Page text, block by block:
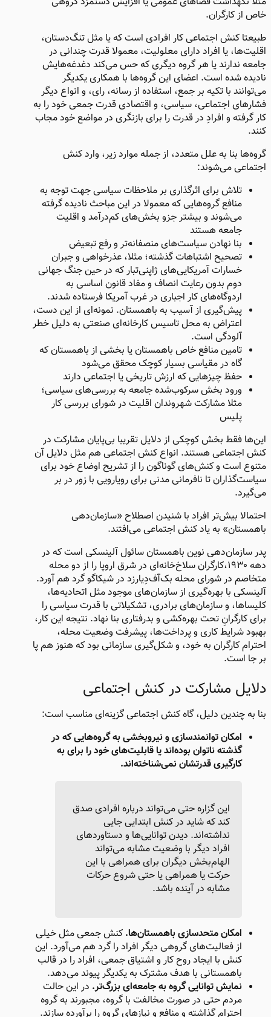
خاص از کارگران.
طبیعتا کنش اجتماعی کار افرادی است که یا مثل تنگ‌دستان،
اقلیت‌ها، یا افراد دارای معلولیت، معمولا قدرت چندانی در
جامعه ندارند یا هر گروه دیگری که حس می‌کند دغدغه‌هایش
نادیده شده است. اعضای این گروه‌ها با همکاری یکدیگر
می‌توانند با تکیه بر جمع، استفاده از رسانه، رای، و انواع دیگر
فشارهای اجتماعی، سیاسی، و اقتصادی قدرت جمعی خود را به
کار گرفته و افرادِ در قدرت را برای بازنگری در مواضع خود مجاب
کنند.
گروه‌ها بنا به علل متعدد، از جمله موارد زیر، وارد کنش
اجتماعی می‌شوند:
تلاش برای اثرگذاری بر ملاحظات سیاسی جهت توجه به
منافع گروه‌هایی که معمولا در این مباحث نادیده گرفته
می‌شوند و بیشتر جزو بخش‌های کم‌درآمد و اقلیت
جامعه هستند
بنا نهادن سیاست‌های منصفانه‌تر و رفع تبعیض
تصحیح اشتباهات گذشته؛ مثلا، عذرخواهی و جبران
خسارات آمریکایی‌های ژاپنی‌تبار که در حین جنگ جهانی
دوم بدون رعایت انصاف و مفاد قانون اساسی به
اردوگاه‌های کار اجباری در غرب آمریکا فرستاده شدند.
پیش‌گیری از آسیب به باهمستان. نمونه‌ای از این دست،
اعتراض به محل تاسیس کارخانه‌ای صنعتی به دلیل خطر
آلودگی است.
تامین منافع خاص باهمستان یا بخشی از باهمستان که
گاه در مقیاسی بسیار کوچک محقق می‌شود
حفظ چیزهایی که ارزش تاریخی یا اجتماعی دارند
ورود بخش سرکوب‌شده جامعه به بررسی‌های سیاسی؛
مثلا مشارکت شهروندان اقلیت در شورای بررسی کار
پلیس​
این‌ها فقط بخش کوچکی از دلایل تقریبا بی‌پایان مشارکت در
کنش اجتماعی هستند. انواع کنش اجتماعی هم مثل دلایل آن
متنوع است و کنش‌های گوناگون را از تشریح اوضاع خود برای
سیاست‌گذاران تا نافرمانی مدنی برای رویارویی با زور در بر
می‌گیرد.
احتمالا بیش‌تر افراد با شنیدن اصطلاح «سازمان‌دهی
باهمستان» به یاد کنش اجتماعی می‌افتند.
پدر سازمان‌دهی نوین باهمستان سائول آلینسکی است که در
دهه ۱۹۳۰،کارگران سلاخ‌خانه‌ای در شرق اروپا را از دو محله
متخاصم در شورای محله بک‌آف‌دِ‌یارزد در شیکاگو گرد هم آورد.
آلینسکی با بهره‌گیری از سازمان‌های موجود مثل اتحادیه‌ها،
کلیساها، و سازمان‌های برادری، تشکیلاتی با قدرت سیاسی را
برای کارگرانِ تحت بهره‌کشی و بدرفتاری بنا نهاد. نتیجه این کار،
بهبود شرایط کاری و پرداخت‌ها، پیشرفت وضعیت محله،
احترام کارگران به خود، و شکل‌گیری سازمانی بود که هنوز هم پا
بر جا است.
دلایل مشارکت در کنش اجتماعی​
بنا به چندین دلیل، گاه کنش اجتماعی گزینه‌ای مناسب است:
امکان توانمندسازی و نیروبخشی به گروه‌هایی که در
گذشته ناتوان بوده‌اند یا قابلیت‌های خود را برای به‌
کارگیری قدرتشان نمی‌شناخته‌اند.
این گزاره حتی می‌تواند درباره افرادی صدق
کند که شاید در کنش ابتدایی جایی
نداشته‌اند. دیدن توانایی‌ها و دستاوردهای
افراد دیگر با وضعیت مشابه می‌تواند
الهام‌بخش دیگران برای همراهی با این
حرکت یا همراهی یا حتی شروع حرکات
مشابه در آینده باشد.
امکان متحدسازی باهمستان‌ها. کنش جمعی مثل خیلی
از فعالیت‌های گروهی دیگر افراد را گرد هم می‌آورد. این
کنش با ایجاد روح کار و اشتیاق جمعی، افراد را در قالب
باهمستانی با هدف مشترک به یکدیگر پیوند می‌دهد.
نمایش توانایی گروه به جامعه‌ای بزرگ‌تر. در این حالت
مردم حتی در صورت مخالفت با گروه، مجبورند به گروه
احترام گذاشته و منافع و نیازهای گروه را برآورده سازند.